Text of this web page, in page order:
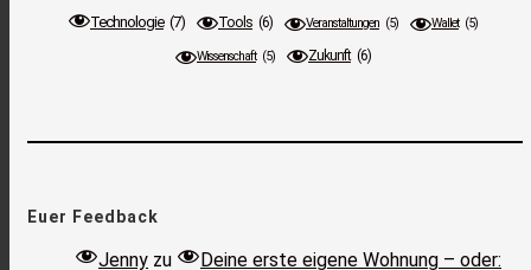
Technologie (7) Tools (6) Veranstaltungen (5) Wallet (5)
Wissenschaft (5) Zukunft (6)
Euer Feedback
Jenny zu
Deine erste eigene Wohnung – oder: